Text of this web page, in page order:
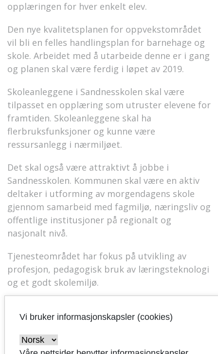
opplæringen for hver enkelt elev.
Den nye kvalitetsplanen for oppvekstområdet
vil bli en felles handlingsplan for barnehage og
skole. Arbeidet med å utarbeide denne er i gang
og planen skal være ferdig i løpet av 2019.
Skoleanleggene i Sandnesskolen skal være
tilpasset en opplæring som utruster elevene for
framtiden. Skoleanleggene skal ha
flerbruksfunksjoner og kunne være
ressursanlegg i nærmiljøet.
Det skal også være attraktivt å jobbe i
Sandnesskolen. Kommunen skal være en aktiv
deltaker i utforming av morgendagens skole
gjennom samarbeid med fagmiljø, næringsliv og
offentlige institusjoner på regionalt og
nasjonalt nivå.
Tjenesteområdet har fokus på utvikling av
profesjon, pedagogisk bruk av læringsteknologi
og et godt skolemiljø.
leve- og oppvekstsvilkår i alle bydeler
Det skal være gode skoler i alle bydelene.
Vi bruker informasjonskapsler (cookies)